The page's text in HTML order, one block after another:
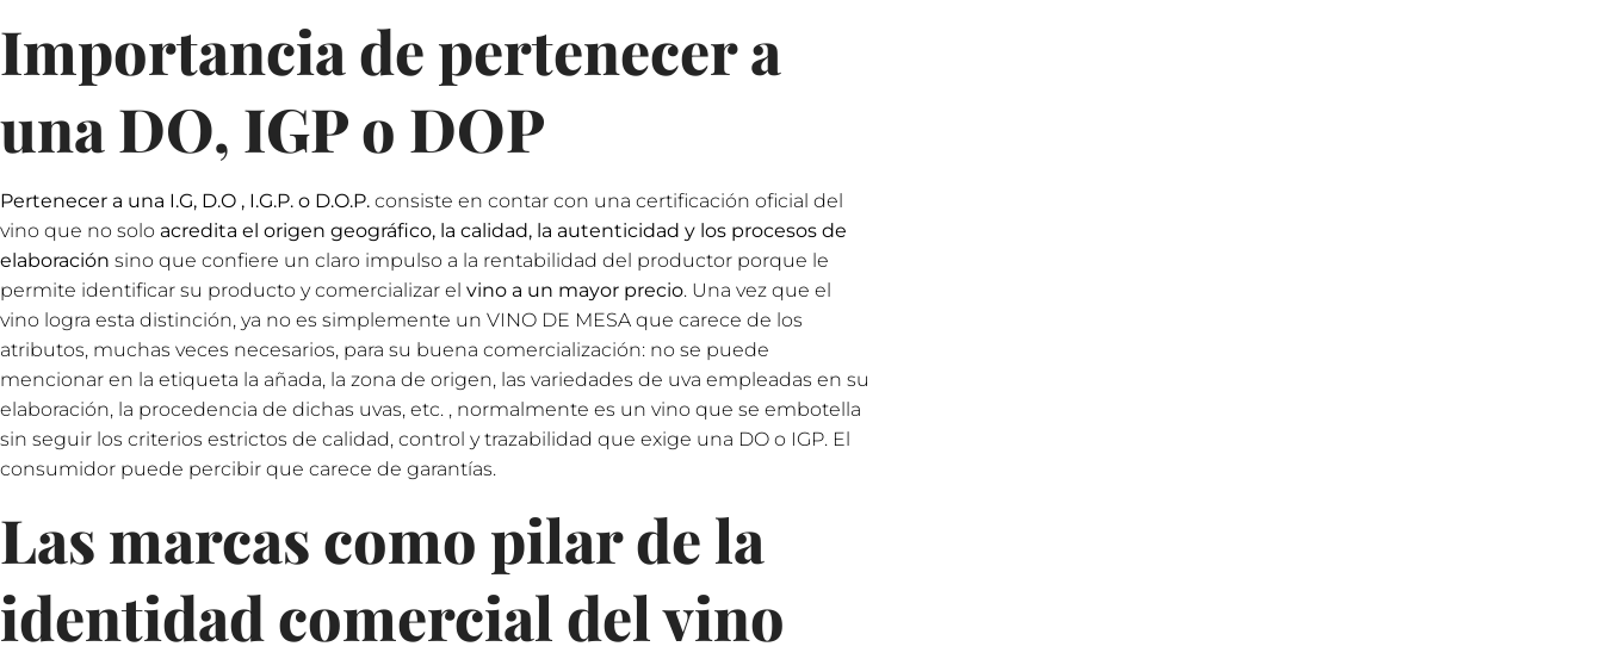
Importancia de pertenecer a
una DO, IGP o DOP
Pertenecer a una I.G, D.O , I.G.P. o D.O.P. consiste en contar con una certificación oficial del
vino que no solo acredita el origen geográfico, la calidad, la autenticidad y los procesos de
elaboración sino que confiere un claro impulso a la rentabilidad del productor porque le
permite identificar su producto y comercializar el vino a un mayor precio. Una vez que el
vino logra esta distinción, ya no es simplemente un VINO DE MESA que carece de los
atributos, muchas veces necesarios, para su buena comercialización: no se puede
mencionar en la etiqueta la añada, la zona de origen, las variedades de uva empleadas en su
elaboración, la procedencia de dichas uvas, etc. , normalmente es un vino que se embotella
sin seguir los criterios estrictos de calidad, control y trazabilidad que exige una DO o IGP. El
consumidor puede percibir que carece de garantías.
Las marcas como pilar de la
identidad comercial del vino